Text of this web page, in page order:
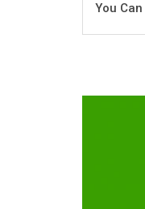
You